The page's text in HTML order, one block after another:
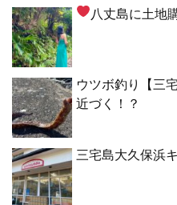
八丈島に土地
ウツボ釣り【三
近づく！？
三宅島大久保浜